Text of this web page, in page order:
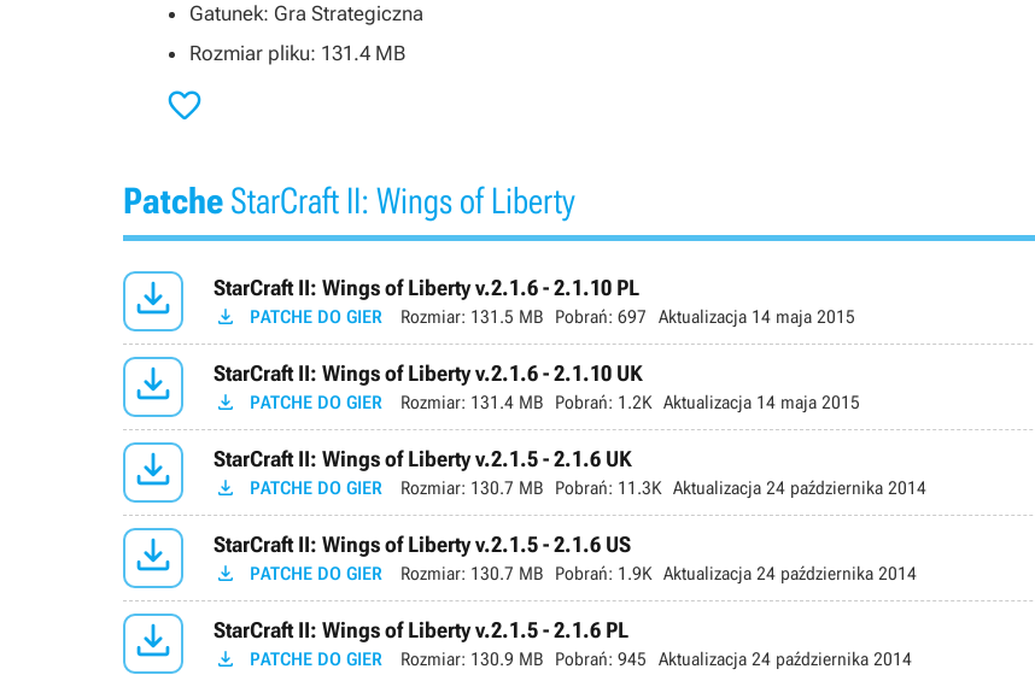
Gatunek: Gra Strategiczna
Rozmiar pliku: 131.4 MB

Patche StarCraft II: Wings of Liberty
 StarCraft II: Wings of Liberty v.2.1.6 - 2.1.10 PL
 PATCHE DO GIER Rozmiar: 131.5 MB Pobrań: 697 Aktualizacja 14 maja 2015
 StarCraft II: Wings of Liberty v.2.1.6 - 2.1.10 UK
 PATCHE DO GIER Rozmiar: 131.4 MB Pobrań: 1.2K Aktualizacja 14 maja 2015
 StarCraft II: Wings of Liberty v.2.1.5 - 2.1.6 UK
 PATCHE DO GIER Rozmiar: 130.7 MB Pobrań: 11.3K Aktualizacja 24 października 2014
 StarCraft II: Wings of Liberty v.2.1.5 - 2.1.6 US
 PATCHE DO GIER Rozmiar: 130.7 MB Pobrań: 1.9K Aktualizacja 24 października 2014
 StarCraft II: Wings of Liberty v.2.1.5 - 2.1.6 PL
 PATCHE DO GIER Rozmiar: 130.9 MB Pobrań: 945 Aktualizacja 24 października 2014